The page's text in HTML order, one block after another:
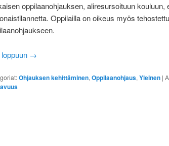
oppilaanohjauksen, aliresursoituun
Oppilailla on oikeus myös
→
Ohjauksen kehittäminen, Oppilaanohjaus, Yleinen |